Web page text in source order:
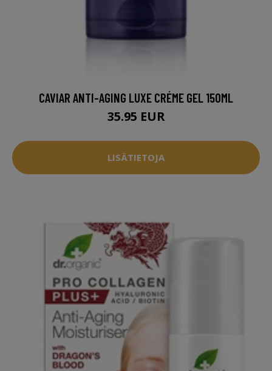
CAVIAR ANTI-AGING LUXE CRÉME GEL 150ML
35.95 EUR
LISÄTIETOJA